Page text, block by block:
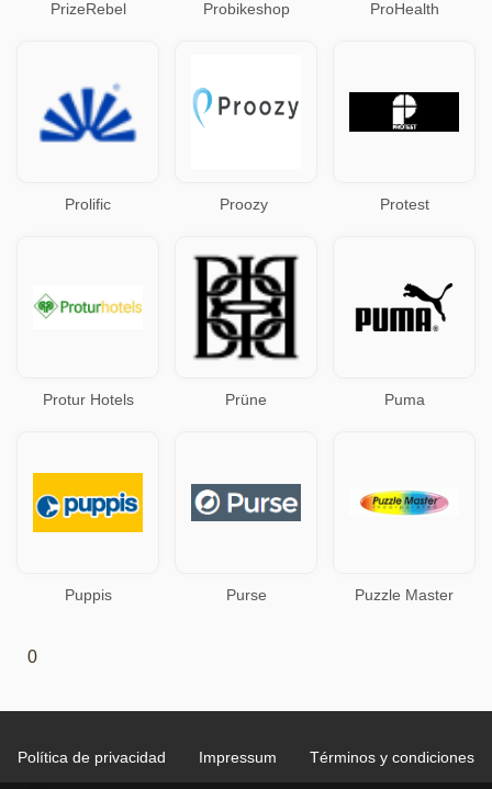
PrizeRebel Probikeshop ProHealth
Prolific Proozy Protest
Protur Hotels Prüne Puma
Puppis Purse Puzzle Master
0
Política de privacidad Impressum Términos y condiciones